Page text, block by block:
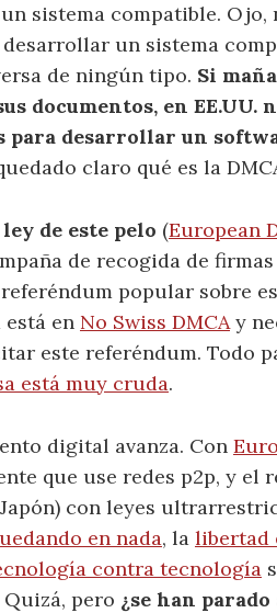
sistema compatible. Ojo,
un sistema
de ningún tipo. Si
documentos, en EE.UU.
para desarrollar un
claro qué es la
de este pelo (European
de recogida de
popular sobre
está en No Swiss DMCAy
este referéndum. Todo
está muy cruda.
digital avanza. Con
que use redes p2p, y el
Japón) con leyes
en nada, la libertad
contra tecnología
pero ¿se han